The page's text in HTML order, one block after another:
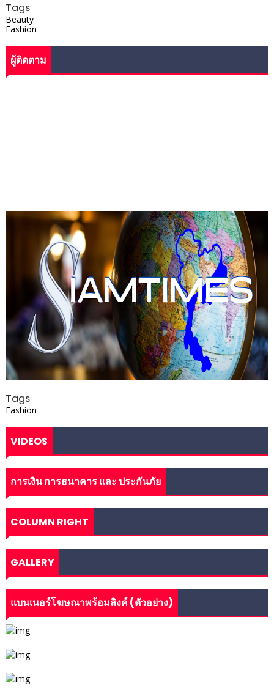
Tags
Beauty
Fashion
ผู้ติดตาม
Tags
Fashion
VIDEOS
การเงิน การธนาคาร และ ประกันภัย
COLUMN RIGHT
GALLERY
แบนเนอร์โฆษณาพร้อมลิงค์ (ตัวอย่าง)